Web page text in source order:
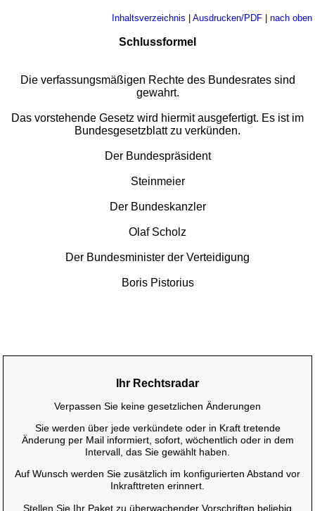
Inhaltsverzeichnis | Ausdrucken/PDF| nach oben
Schlussformel
Die verfassungsmäßigen Rechte des Bundesrates sind
gewahrt.
Das vorstehende Gesetz wird hiermit ausgefertigt. Es ist im
Bundesgesetzblatt zu verkünden.
Der Bundespräsident
Steinmeier
Der Bundeskanzler
Olaf Scholz
Der Bundesminister der Verteidigung
Boris Pistorius
Ihr Rechtsradar
Verpassen Sie keine gesetzlichen Änderungen
Sie werden über jede verkündete oder in Kraft tretende
Änderung per Mail informiert, sofort, wöchentlich oder in dem
Intervall, das Sie gewählt haben.
Auf Wunsch werden Sie zusätzlich im konfigurierten Abstand vor
Inkrafttreten erinnert.
Stellen Sie Ihr Paket zu überwachender Vorschriften beliebig